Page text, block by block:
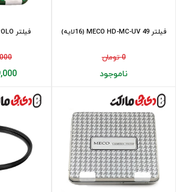
فیلتر UV 67 POLO (دو لایه) فیلتر 49 MECO HD-MC-UV (16لایه)
0 تومان
ناموجود